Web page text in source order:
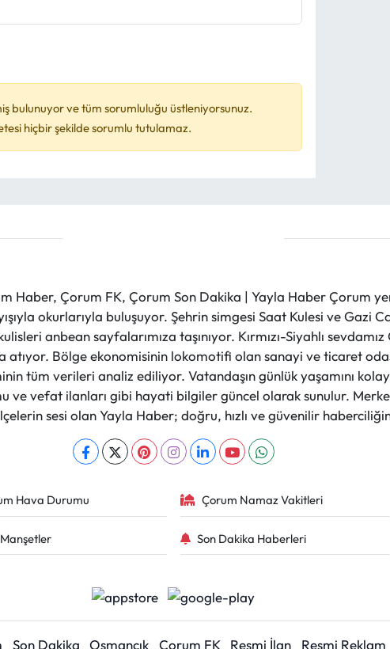
bulunuyor ve tüm sorumluluğu üstleniyorsunuz.
hiçbir şekilde sorumlu tutulamaz.
Haber, Çorum FK, Çorum Son Dakika | Yayla Haber Çorum
okurlarıyla buluşuyor. Şehrin simgesi Saat Kulesi ve Gazi
anbean sayfalarımıza taşınıyor. Kırmızı-Siyahlı
Bölge ekonomisinin lokomotifi olan sanayi ve ticaret
tüm verileri analiz ediliyor. Vatandaşın günlük yaşamını
ve vefat ilanları gibi hayati bilgiler güncel olarak sunulur.
sesi olan Yayla Haber; doğru, hızlı ve güvenilir
Hava Durumu Çorum Namaz Vakitleri
Son Dakika Haberleri
Son Dakika Osmancık Çorum FK Resmi İlan Resmi Reklam